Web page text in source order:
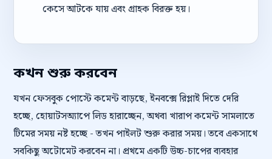
কেসে আটকে যায় এবং গ্রাহক বিরক্ত হয়।
কখন শুরু করবেন
যখন ফেসবুক পোস্টে কমেন্ট বাড়ছে, ইনবক্সে রিপ্লাই দিতে দেরি
হচ্ছে, হোয়াটসঅ্যাপে লিড হারাচ্ছেন, অথবা খারাপ কমেন্ট সামলাতে
টিমের সময় নষ্ট হচ্ছে - তখন পাইলট শুরু করার সময়। তবে একসাথে
সবকিছু অটোমেট করবেন না। প্রথমে একটি উচ্চ-চাপের ব্যবহার